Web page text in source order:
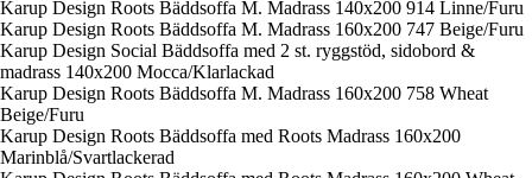
Karup Design Roots Bäddsoffa M. Madrass 140x200 914 Linne/Furu
Karup Design Roots Bäddsoffa M. Madrass 160x200 747 Beige/Furu
Karup Design Social Bäddsoffa med 2 st. ryggstöd, sidobord &
madrass 140x200 Mocca/Klarlackad
Karup Design Roots Bäddsoffa M. Madrass 160x200 758 Wheat
Beige/Furu
Karup Design Roots Bäddsoffa med Roots Madrass 160x200
Marinblå/Svartlackerad